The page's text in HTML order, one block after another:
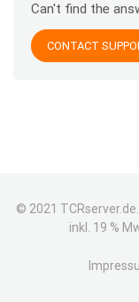
Can't find the
CONTACT
© 2021
inkl. 19 %